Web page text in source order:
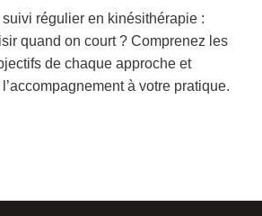
régulier en kinésithérapie :
quand on court ? Comprenez les
de chaque approche et
à votre pratique.